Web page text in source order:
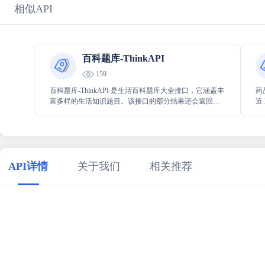
相似API
百科题库-ThinkAPI
159
百科题库-ThinkAPI 是生活百科题库大全接口，它涵盖丰
富多样的生活知识题目。该接口的部分结果还会返回详
药
近
API详情 关于我们 相关推荐